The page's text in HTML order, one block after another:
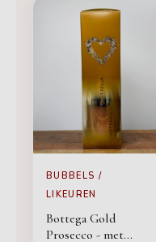
BUBBELS /
LIKEUREN
Bottega Gold
Prosecco - met